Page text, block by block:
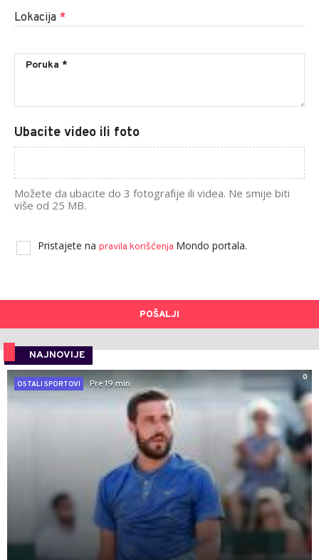
Lokacija *
Ubacite video ili foto
Možete da ubacite do 3 fotografije ili videa. Ne smije biti
više od 25 MB.
Pristajete na pravila korišćenja Mondo portala.
POŠALJI
NAJNOVIJE
0
OSTALI SPORTOVI
Pre 19 min